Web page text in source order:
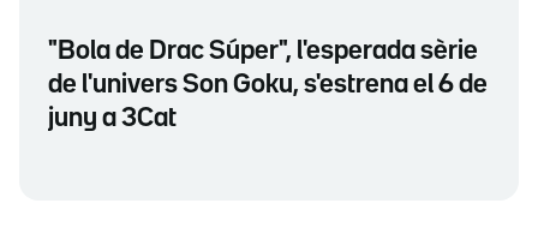
"Bola de Drac Súper", l'esperada sèrie
de l'univers Son Goku, s'estrena el 6 de
juny a 3Cat